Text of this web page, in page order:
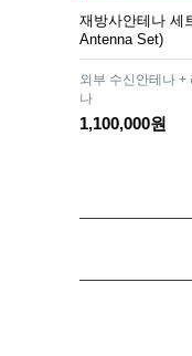
재방사안테나 세
Antenna Set)
외부 수신안테나 +
나
1,100,000원